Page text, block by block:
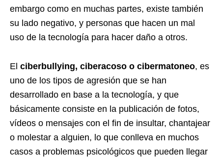
embargo como en muchas partes, existe también
su lado negativo, y personas que hacen un mal
uso de la tecnología para hacer daño a otros.
El ciberbullying, ciberacoso o cibermatoneo, es
uno de los tipos de agresión que se han
desarrollado en base a la tecnología, y que
básicamente consiste en la publicación de fotos,
vídeos o mensajes con el fin de insultar, chantajear
o molestar a alguien, lo que conlleva en muchos
casos a problemas psicológicos que pueden llegar